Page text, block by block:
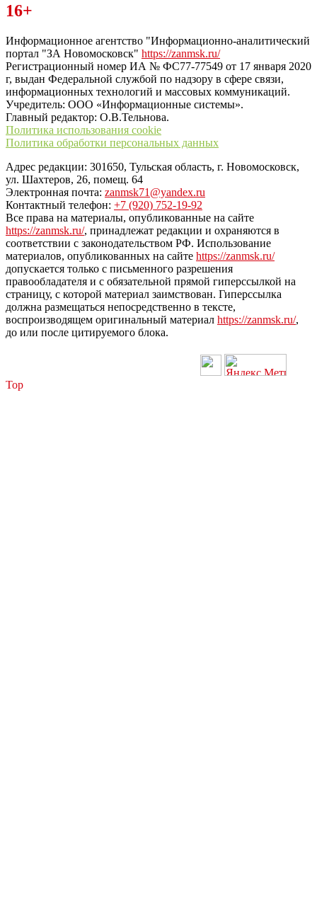
Читайте последние новости дня в Тульской области на сайте
“ЗаНовомосковск”
16+
Информационное агентство "Информационно-аналитический
портал "ЗА Новомосковск" https://zanmsk.ru/
Регистрационный номер ИА № ФС77-77549 от 17 января 2020
г, выдан Федеральной службой по надзору в сфере связи,
информационных технологий и массовых коммуникаций.
Учредитель: ООО «Информационные системы».
Главный редактор: О.В.Тельнова.
Политика использования cookie
Политика обработки персональных данных
Адрес редакции: 301650, Тульская область, г. Новомосковск,
ул. Шахтеров, 26, помещ. 64
Электронная почта: zanmsk71@yandex.ru
Контактный телефон: +7 (920) 752-19-92
Все права на материалы, опубликованные на сайте
https://zanmsk.ru/, принадлежат редакции и охраняются в
соответствии с законодательством РФ. Использование
материалов, опубликованных на сайте https://zanmsk.ru/
допускается только с письменного разрешения
правообладателя и с обязательной прямой гиперссылкой на
страницу, с которой материал заимствован. Гиперссылка
должна размещаться непосредственно в тексте,
воспроизводящем оригинальный материал https://zanmsk.ru/,
до или после цитируемого блока.
Top